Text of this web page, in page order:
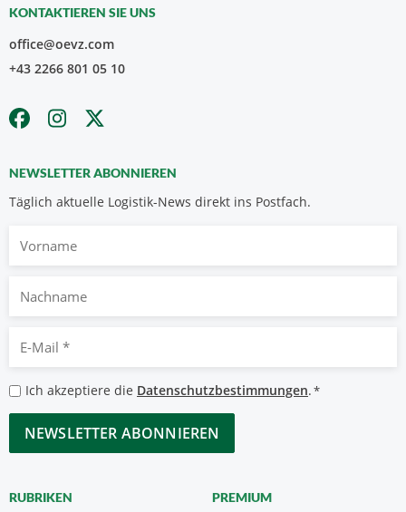
KONTAKTIEREN SIE UNS
office@oevz.com
+43 2266 801 05 10
NEWSLETTER ABONNIEREN
Täglich aktuelle Logistik-News direkt ins Postfach.
Nachname
Mail
*
Datenschutzbestimmungen
*
Ich akzeptiere die Datenschutzbestimmungen.*
CAPTCHA
RUBRIKEN PREMIUM